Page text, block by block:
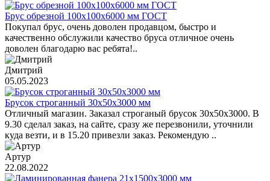
Брус обрезной 100х100х6000 мм ГОСТ
Покупал брус, очень доволен продавцом, быстро и
качественно обслужили качество бруса отличное очень
доволен благодарю вас ребята!..
Дмитрий
05.05.2023
Брусок строганный 30х50х3000 мм
Отличный магазин. Заказал строганый брусок 30х50х3000. В
9.30 сделал заказ, на сайте, сразу же перезвонили, уточнили
куда везти, и в 15.20 привезли заказ. Рекомендую ..
Артур
22.08.2022